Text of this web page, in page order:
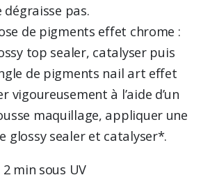
pas.
de pigments effet chrome :
top sealer, catalyser puis
de pigments nail art effet
vigoureusement à l’aide d’un
maquillage, appliquer une
glossy sealer et catalyser*.
2 min sous UV